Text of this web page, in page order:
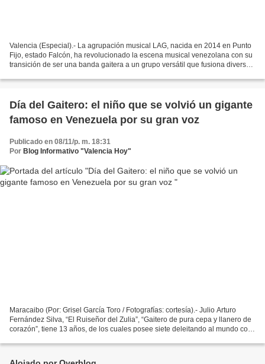
Valencia (Especial).- La agrupación musical LAG, nacida en 2014 en Punto
Fijo, estado Falcón, ha revolucionado la escena musical venezolana con su
transición de ser una banda gaitera a un grupo versátil que fusiona diversos
Día del Gaitero: el niño que se volvió un gigante
famoso en Venezuela por su gran voz
Publicado en 08/11/p. m. 18:31
Por Blog Informativo "Valencia Hoy"
Maracaibo (Por: Grisel García Toro / Fotografías: cortesía).- Julio Arturo
Fernández Silva, “El Ruiseñor del Zulia”, “Gaitero de pura cepa y llanero de
corazón”, tiene 13 años, de los cuales posee siete deleitando al mundo con